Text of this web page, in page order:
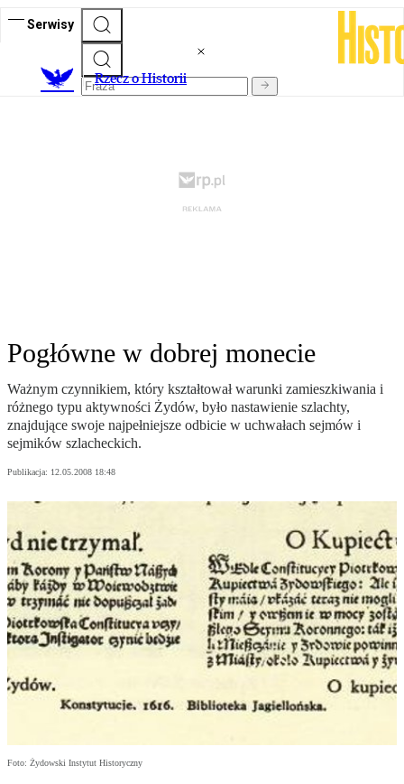
Serwisy
Rzecz o Historii
Pogłówne w dobrej monecie
Ważnym czynnikiem, który kształtował warunki zamieszkiwania i
różnego typu aktywności Żydów, było nastawienie szlachty,
znajdujące swoje najpełniejsze odbicie w uchwałach sejmów i
sejmików szlacheckich.
Publikacja: 12.05.2008 18:48
Foto: Żydowski Instytut Historyczny